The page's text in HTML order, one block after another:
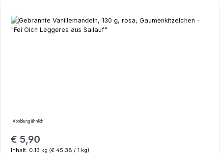
Bildergalerie überspringen
Abbildung ähnlich
Regulärer Preis:
€ 5,90
Inhalt: 0.13 kg (€ 45,38 / 1 kg)